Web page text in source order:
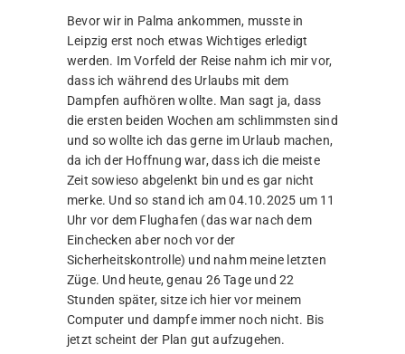
Bevor wir in Palma ankommen, musste in
Leipzig erst noch etwas Wichtiges erledigt
werden. Im Vorfeld der Reise nahm ich mir vor,
dass ich während des Urlaubs mit dem
Dampfen aufhören wollte. Man sagt ja, dass
die ersten beiden Wochen am schlimmsten sind
und so wollte ich das gerne im Urlaub machen,
da ich der Hoffnung war, dass ich die meiste
Zeit sowieso abgelenkt bin und es gar nicht
merke. Und so stand ich am 04.10.2025 um 11
Uhr vor dem Flughafen (das war nach dem
Einchecken aber noch vor der
Sicherheitskontrolle) und nahm meine letzten
Züge. Und heute, genau 26 Tage und 22
Stunden später, sitze ich hier vor meinem
Computer und dampfe immer noch nicht. Bis
jetzt scheint der Plan gut aufzugehen.